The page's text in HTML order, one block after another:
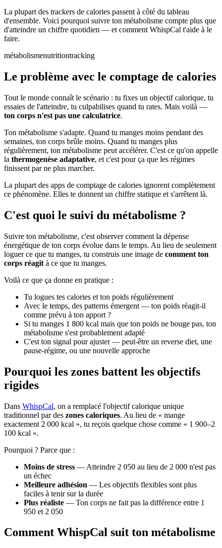
La plupart des trackers de calories passent à côté du tableau
d'ensemble. Voici pourquoi suivre ton métabolisme compte plus que
d'atteindre un chiffre quotidien — et comment WhispCal t'aide à le
faire.
métabolismenutritiontracking
Le problème avec le comptage de calories
Tout le monde connaît le scénario : tu fixes un objectif calorique, tu
essaies de l'atteindre, tu culpabilises quand tu rates. Mais voilà —
ton corps n'est pas une calculatrice.
Ton métabolisme s'adapte. Quand tu manges moins pendant des
semaines, ton corps brûle moins. Quand tu manges plus
régulièrement, ton métabolisme peut accélérer. C'est ce qu'on appelle
la thermogenèse adaptative, et c'est pour ça que les régimes
finissent par ne plus marcher.
La plupart des apps de comptage de calories ignorent complètement
ce phénomène. Elles te donnent un chiffre statique et s'arrêtent là.
C'est quoi le suivi du métabolisme ?
Suivre ton métabolisme, c'est observer comment la dépense
énergétique de ton corps évolue dans le temps. Au lieu de seulement
loguer ce que tu manges, tu construis une image de comment ton
corps réagit à ce que tu manges.
Voilà ce que ça donne en pratique :
Tu logues tes calories et ton poids régulièrement
Avec le temps, des patterns émergent — ton poids réagit-il
comme prévu à ton apport ?
Si tu manges 1 800 kcal mais que ton poids ne bouge pas, ton
métabolisme s'est probablement adapté
C'est ton signal pour ajuster — peut-être un reverse diet, une
pause-régime, ou une nouvelle approche
Pourquoi les zones battent les objectifs
rigides
Dans WhispCal, on a remplacé l'objectif calorique unique
traditionnel par des zones caloriques. Au lieu de « mange
exactement 2 000 kcal », tu reçois quelque chose comme « 1 900–2
100 kcal ».
Pourquoi ? Parce que :
Moins de stress — Atteindre 2 050 au lieu de 2 000 n'est pas
un échec
Meilleure adhésion — Les objectifs flexibles sont plus
faciles à tenir sur la durée
Plus réaliste — Ton corps ne fait pas la différence entre 1
950 et 2 050
Comment WhispCal suit ton métabolisme